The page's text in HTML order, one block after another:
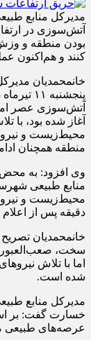
مدیرکل منابع
آتش‌سوزی در
بودن منطقه و وزش
کنند و هم‌اکنون
خانمحمدیان
آغاز شده بود، با
محیط‌زیست و
منطقه همچنان
وی افزود: به
منابع طبیعی
دقیقه پس از
خانمحمدیان
سخت، صعب‌العبور
اما با تلاش
شده است.
مدیرکل منابع
خسارت گفت: بر
عرصه‌های طبیعی